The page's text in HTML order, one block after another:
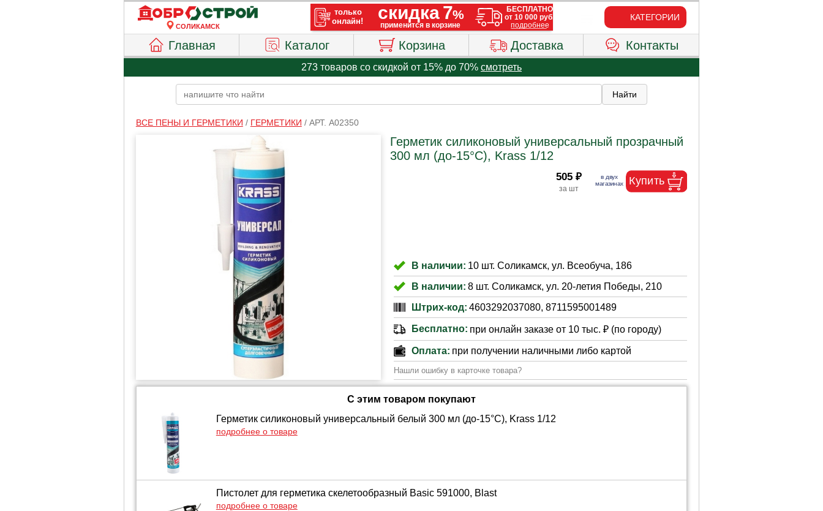
СОЛИКАМСК
КАТЕГОРИИ
Главная Каталог Корзина Доставка Контакты
273 товаров со скидкой от 15% до 70% смотреть
ВСЕ ПЕНЫ И ГЕРМЕТИКИ / ГЕРМЕТИКИ / АРТ. A02350
Герметик силиконовый универсальный прозрачный
300 мл (до-15°C), Krass 1/12
505 ₽
В наличии: 10 шт. Соликамск, ул. Всеобуча, 186
В наличии: 8 шт. Соликамск, ул. 20-летия Победы, 210
Штрих-код: 4603292037080, 8711595001489
Бесплатно: при онлайн заказе от 10 тыс. ₽ (по городу)
Оплата: при получении наличными либо картой
Нашли ошибку в карточке товара?
С этим товаром покупают
Герметик силиконовый универсальный белый 300 мл (до-15°C), Krass 1/12
подробнее о товаре
Пистолет для герметика скелетообразный Basic 591000, Blast
подробнее о товаре